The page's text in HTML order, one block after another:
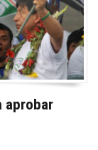
aprobar